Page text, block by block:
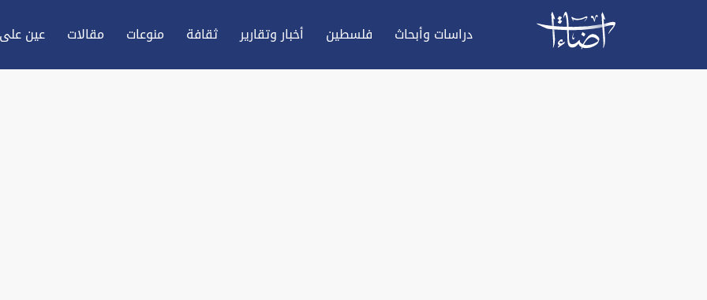
دراسات وأبحاث فلسطين أخبار وتقارير ثقافة منوعات مقالات عين